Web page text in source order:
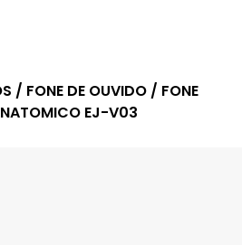
/ FONE DE OUVIDO / FONE
EJ-V03